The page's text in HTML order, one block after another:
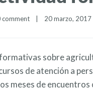
comment 20 marzo, 2017
sobre
de atención a
meses de